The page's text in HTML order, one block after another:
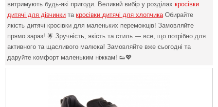
витримують будь-які пригоди. Великий вибір у розділах кросівки
дитячі для дівчинки та кросівки дитячі для хлопчикаОбирайте
якість дитячі кросівки для маленьких переможців! Замовляйте
прямо зараз! 🌟 Зручність, якість та стиль — все, що потрібно для
активного та щасливого малюка! Замовляйте вже сьогодні та
даруйте комфорт маленьким ніжкам! 👟💖